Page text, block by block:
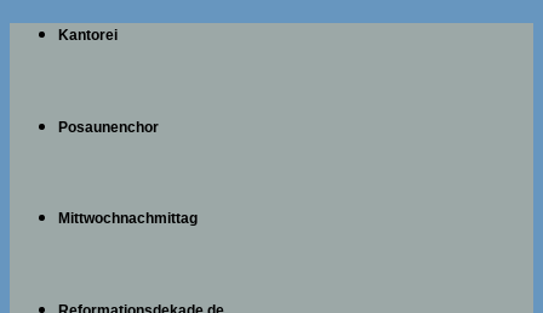
Kantorei
Posaunenchor
Mittwochnachmittag